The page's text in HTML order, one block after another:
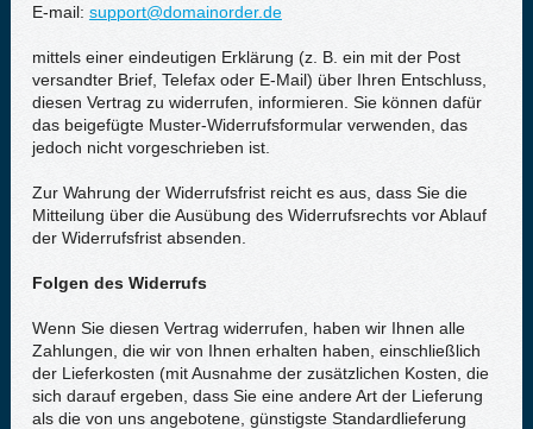
E-mail: support@domainorder.de
mittels einer eindeutigen Erklärung (z. B. ein mit der Post
versandter Brief, Telefax oder E-Mail) über Ihren Entschluss,
diesen Vertrag zu widerrufen, informieren. Sie können dafür
das beigefügte Muster-Widerrufsformular verwenden, das
jedoch nicht vorgeschrieben ist.
Zur Wahrung der Widerrufsfrist reicht es aus, dass Sie die
Mitteilung über die Ausübung des Widerrufsrechts vor Ablauf
der Widerrufsfrist absenden.
Folgen des Widerrufs
Wenn Sie diesen Vertrag widerrufen, haben wir Ihnen alle
Zahlungen, die wir von Ihnen erhalten haben, einschließlich
der Lieferkosten (mit Ausnahme der zusätzlichen Kosten, die
sich darauf ergeben, dass Sie eine andere Art der Lieferung
als die von uns angebotene, günstigste Standardlieferung